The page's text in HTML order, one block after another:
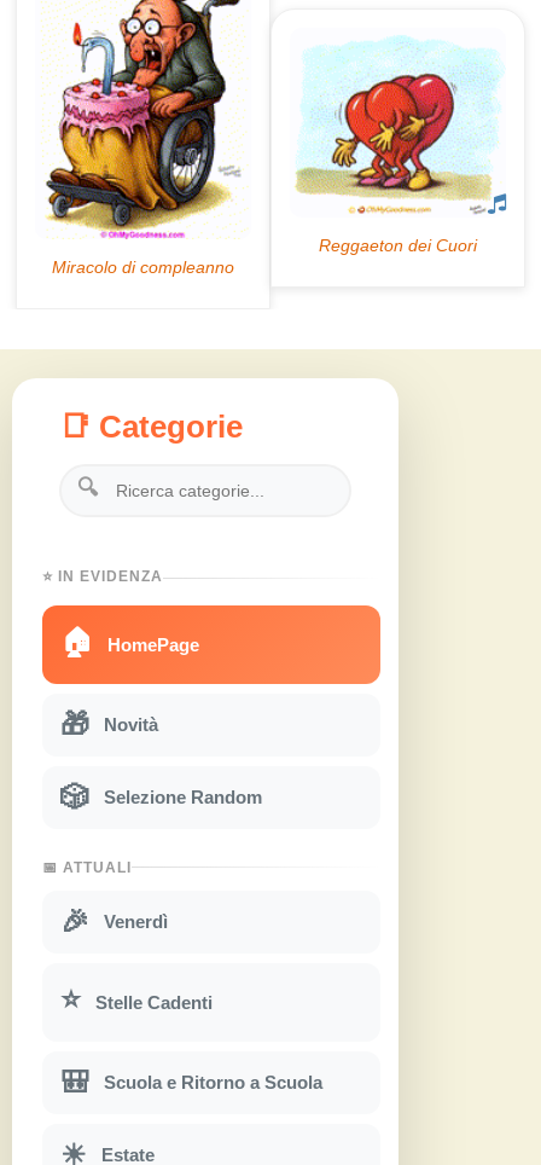
📑 Categorie
🔍
⭐ IN EVIDENZA
🏠 HomePage
🎁 Novità
🎲 Selezione Random
📅 ATTUALI
🎉 Venerdì
⭐ Stelle Cadenti
🎒 Scuola e Ritorno a Scuola
☀ Estate